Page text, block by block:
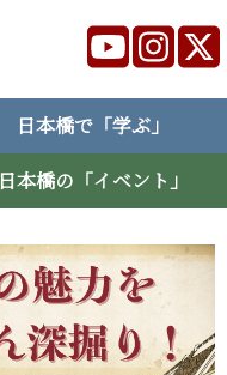
日本橋で「学ぶ」
日本橋の「イベント」